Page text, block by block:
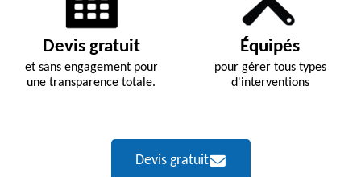
Devis gratuit
et sans engagement pour
une transparence totale.
Équipés
pour gérer tous types
d'interventions
Devis gratuit